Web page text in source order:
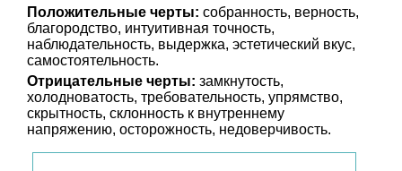
Положительные черты: собранность, верность,
благородство, интуитивная точность,
наблюдательность, выдержка, эстетический вкус,
самостоятельность.
Отрицательные черты: замкнутость,
холодноватость, требовательность, упрямство,
скрытность, склонность к внутреннему
напряжению, осторожность, недоверчивость.